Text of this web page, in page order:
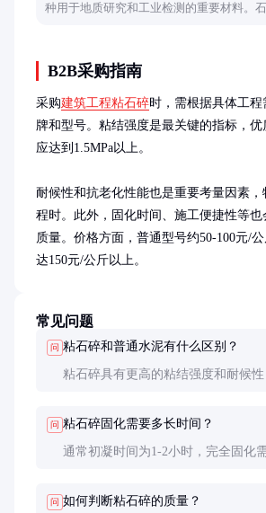
种用于地质研究和工业检测的重要材料。
B2B采购指南
采购建筑工程粘石碎时，需根据具体工
牌和型号。粘结强度是最关键的指标，
应达到1.5MPa以上。
耐候性和抗老化性能也是重要考量因素
程时。此外，固化时间、施工便捷性等也
质量。价格方面，普通型号约50-100元/
达150元/公斤以上。
常见问题
问 粘石碎和普通水泥有什么区别？
粘石碎具有更高的粘结强度和耐候
问 粘石碎固化需要多长时间？
通常初凝时间为1-2小时，完全固化
问 如何判断粘石碎的质量？